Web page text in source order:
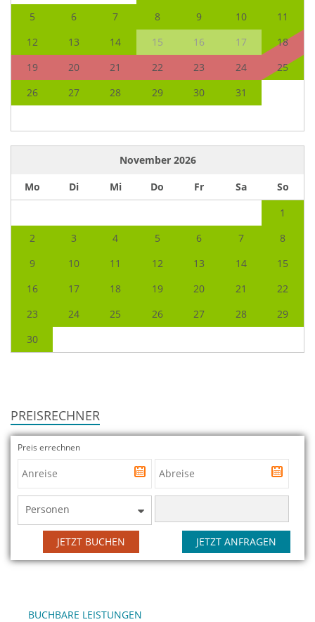
5
6 7 8 9 10
11
12
13 14 15 16 17
18
19
20 21 22 23 24
25
26
27 28 29 30 31
November 2026
Mo
Di Mi Do Fr Sa
So
1
2
3 4 5 6 7
8
9
10 11 12 13 14
15
16
17 18 19 20 21
22
23
24 25 26 27 28
29
30
PREISRECHNER
Preis errechnen
Personen
JETZT ANFRAGEN
JETZT BUCHEN
BUCHBARE LEISTUNGEN